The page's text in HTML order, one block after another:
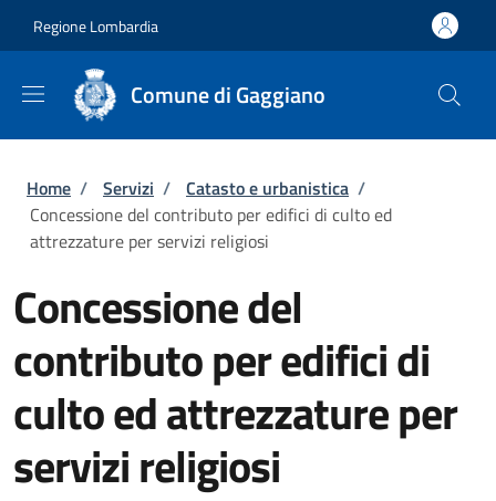
Regione Lombardia
Comune di Gaggiano
Briciole di pane
Home / Servizi / Catasto e urbanistica /
Concessione del contributo per edifici di culto ed
attrezzature per servizi religiosi
Concessione del
contributo per edifici di
culto ed attrezzature per
servizi religiosi